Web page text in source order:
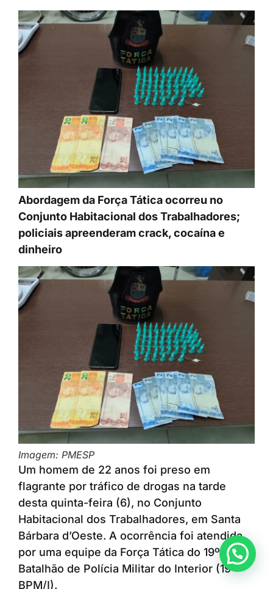
Abordagem da Força Tática ocorreu no
Conjunto Habitacional dos Trabalhadores;
policiais apreenderam crack, cocaína e
dinheiro
Imagem: PMESP
Um homem de 22 anos foi preso em
flagrante por tráfico de drogas na tarde
desta quinta-feira (6), no Conjunto
Habitacional dos Trabalhadores, em Santa
Bárbara d’Oeste. A ocorrência foi atendida
por uma equipe da Força Tática do 19º
Batalhão de Polícia Militar do Interior (19º
BPM/I).
Anunciar ou recomendar matéria